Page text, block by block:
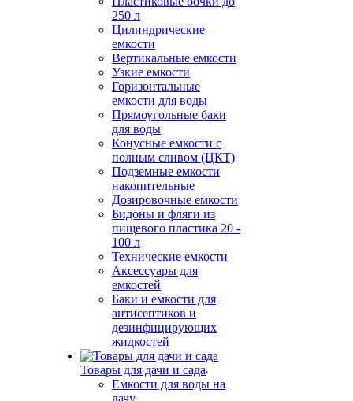
250 л
Цилиндрические
емкости
Вертикальные емкости
Узкие емкости
Горизонтальные
емкости для воды
Прямоугольные баки
для воды
Конусные емкости с
полным сливом (ЦКТ)
Подземные емкости
накопительные
Дозировочные емкости
Бидоны и фляги из
пищевого пластика 20 -
100 л
Технические емкости
Аксессуары для
емкостей
Баки и емкости для
антисептиков и
дезинфицирующих
жидкостей
Товары для дачи и сада
Емкости для воды на
дачу